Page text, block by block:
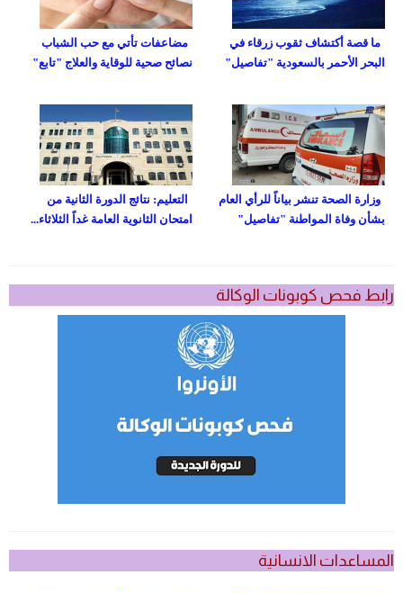
مضاعفات تأتي مع حب الشباب
نصائح صحية للوقاية والعلاج "تابع"
ما قصة أكتشاف ثقوب زرقاء في
البحر الأحمر بالسعودية "تفاصيل"
التعليم: نتائج الدورة الثانية من
امتحان الثانوية العامة غداً الثلاثاء...
وزارة الصحة تنشر بياناً للرأي العام
بشأن وفاة المواطنة "تفاصيل"
رابط فحص كوبونات الوكالة
المساعدات الانسانية